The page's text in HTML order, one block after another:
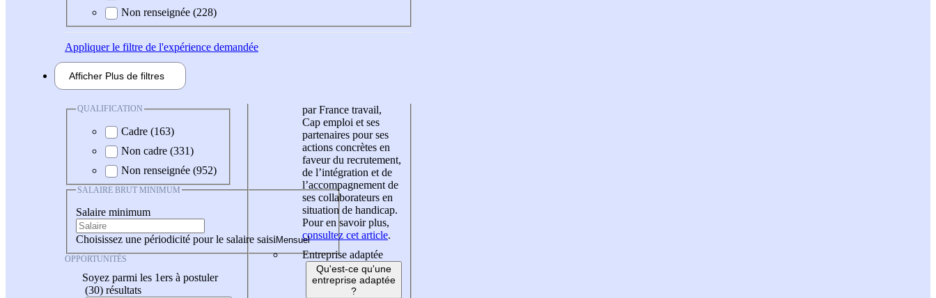
Non renseignée (228)
Appliquerle filtre de l'expérience demandée
Afficher Plus de filtres
QUALIFICATION
Cadre (163)
Non cadre (331)
Non renseignée (952)
SALAIRE BRUT MINIMUM
Salaire minimum
Choisissez une périodicité pour le salaire saisi
OPPORTUNITÉS
Soyez parmi les 1ers à postuler
(30) résultats
par France travail,
Cap emploi et ses
partenaires pour ses
actions concrètes en
faveur du recrutement,
de l’intégration et de
l’accompagnement de
ses collaborateurs en
situation de handicap.
Pour en savoir plus,
consultez cet article.
Entreprise adaptée
Qu'est-ce qu'une
entreprise adaptée
?